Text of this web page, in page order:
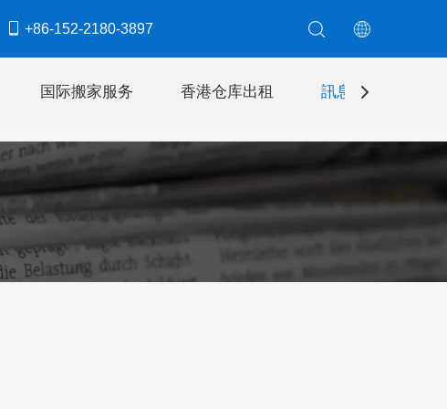
 +86-152-2180-3897​​​​​​​
国际搬家服务 香港仓库出租 訊息